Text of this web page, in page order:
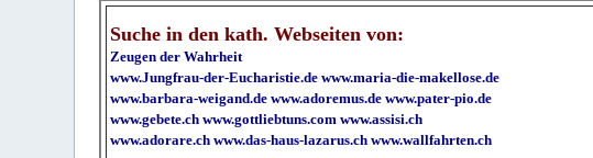
Suche in den kath. Webseiten von:
Zeugen der Wahrheit
www.Jungfrau-der-Eucharistie.de www.maria-die-makellose.de
www.barbara-weigand.de www.adoremus.de www.pater-pio.de
www.gebete.ch www.gottliebtuns.com www.assisi.ch
www.adorare.ch www.das-haus-lazarus.ch www.wallfahrten.ch